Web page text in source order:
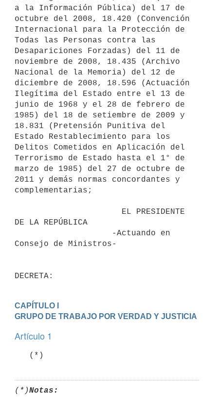
a la Información Pública) del 17 de
octubre del 2008, 18.420 (Convención
Internacional para la Protección de
Todas las Personas contra las
Desapariciones Forzadas) del 11 de
noviembre de 2008, 18.435 (Archivo
Nacional de la Memoria) del 12 de
diciembre de 2008, 18.596 (Actuación
Ilegítima del Estado entre el 13 de
junio de 1968 y el 28 de febrero de
1985) del 18 de setiembre de 2009 y
18.831 (Pretensión Punitiva del
Estado Restablecimiento para los
Delitos Cometidos en Aplicación del
Terrorismo de Estado hasta el 1° de
marzo de 1985) del 27 de octubre de
2011 y demás normas concordantes y
complementarias;
DE LA REPÚBLICA
Consejo de Ministros-
DECRETA:
CAPÍTULO I
GRUPO DE TRABAJO POR VERDAD Y JUSTICIA
Artículo 1
   (*)
(*)Notas: